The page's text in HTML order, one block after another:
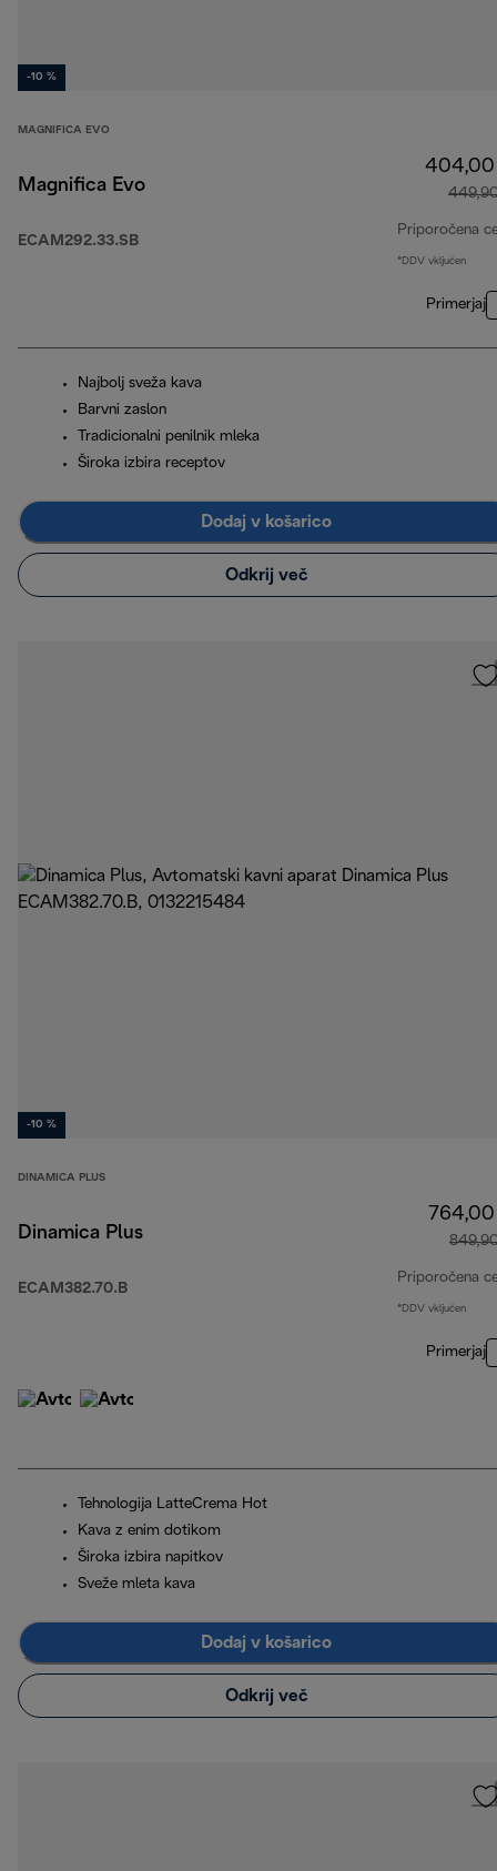
-10 %
MAGNIFICA EVO
Magnifica Evo
ECAM292.33.SB
Priporočena
*DDV vključen
Primerjaj
Najbolj sveža kava
Barvni zaslon
Tradicionalni penilnik mleka
Široka izbira receptov
Dodaj v košarico
Odkrij več
-10 %
DINAMICA PLUS
Dinamica Plus
ECAM382.70.B
Priporočena
*DDV vključen
Primerjaj
Tehnologija LatteCrema Hot
Kava z enim dotikom
Široka izbira napitkov
Sveže mleta kava
Dodaj v košarico
Odkrij več